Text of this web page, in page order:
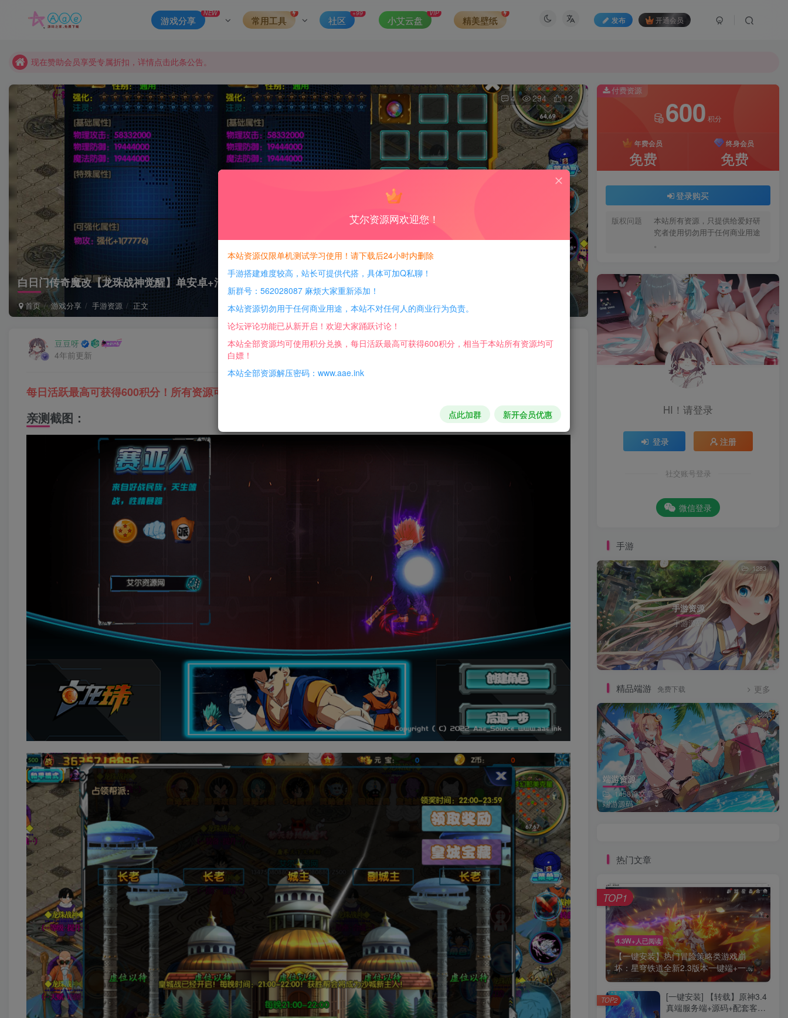
发布 开通会员
游戏分享
NEW
常用工具 社区
+99
小艾云盘
VIP
精美壁纸
本站一律禁止以任何方式发布或转载任何违法的相关信息，访客发现请向站长举报
请勿相信任何评论区广告！以免上当受骗！
本网站的文章部分内容可能来源于网络，仅供大家学习与参考，如有侵权，请联系站长QQ466107887进行删除处理。
白日门传奇魔改【龙珠战神觉醒】单安卓+清档+运营后台+活动全开。
首页 游戏分享 手游资源 正文
4 294 12
豆豆呀
4年前更新
关注
每日活跃最高可获得600积分！所有资源可以使用积分免费兑换！
亲测截图：
付费资源
600 积分
年费会员
免费
终身会员
免费
登录购买
版权问题
本站所有资源，只提供给爱好研
究者使用切勿用于任何商业用途
HI！请登录
登录 注册
社交账号登录
微信登录
手游
手游资源
手游源码
1283
精品端游 免费下载 更多
端游资源
1458篇文章
端游源码
热门文章
4.3W+人已阅读
【一键安装】热门冒险策略类游戏崩
坏：星穹铁道全新2.3版本一键端+一...
TOP1
[一键安装] 【转载】原神3.4
真端服务端+源码+配套客户
TOP2
艾尔资源网欢迎您！
本站资源仅限单机测试学习使用！请下载后24小时内删除
手游搭建难度较高，站长可提供代搭，具体可加Q私聊！
新群号：562028087 麻烦大家重新添加！
本站资源切勿用于任何商业用途，本站不对任何人的商业行为负责。
论坛评论功能已从新开启！欢迎大家踊跃讨论！
本站全部资源均可使用积分兑换，每日活跃最高可获得600积分，相当于本站所有资源均可
白嫖！
本站全部资源解压密码：www.aae.ink
点此加群 新开会员优惠